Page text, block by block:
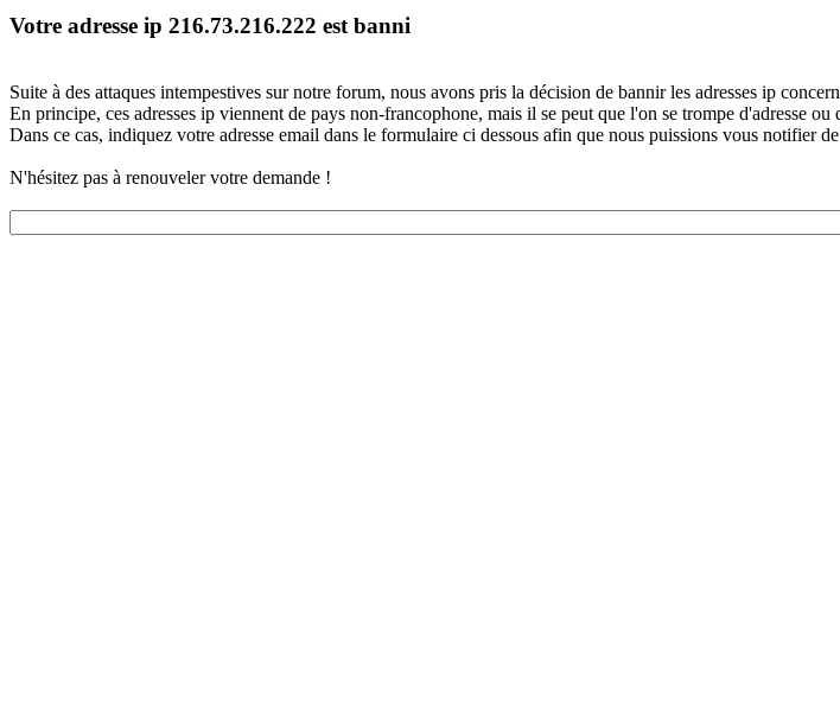
Votre adresse ip 216.73.216.222 est banni
Suite à des attaques intempestives sur notre forum, nous avons pris la décision de bannir les adresses ip
En principe, ces adresses ip viennent de pays non-francophone, mais il se peut que l'on se trompe d'adresse
Dans ce cas, indiquez votre adresse email dans le formulaire ci dessous afin que nous puissions vous notifier
N'hésitez pas à renouveler votre demande !